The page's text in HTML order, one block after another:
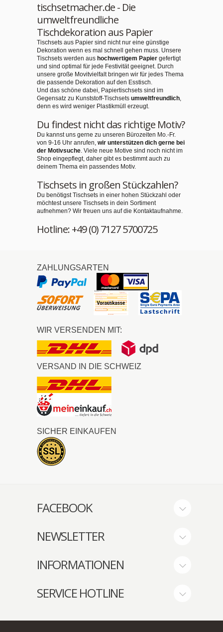
tischsetmacher.de - Die
umweltfreundliche
Tischdekoration aus Papier
Tischsets aus Papier sind nicht nur eine günstige
Dekoration wenn es mal schnell gehen muss. Unsere
Tischsets werden aus hochwertigem Papier gefertigt
und sind optimal für jede Festivität geeignet. Durch
unsere große Movitvielfalt bringen wir für jedes Thema
die passende Dekoration auf den Esstisch.
Und das schöne dabei, Papiertischsets sind im
Gegensatz zu Kunststoff-Tischsets umweltfreundlich,
denn es wird weniger Plastikmüll erzeugt.
Du findest nicht das richtige Motiv?
Du kannst uns gerne zu unseren Bürozeiten Mo.-Fr.
von 9-16 Uhr anrufen, wir unterstützen dich gerne bei
der Motivsuche. Viele neue Motive sind noch nicht im
Shop eingepflegt, daher gibt es bestimmt auch zu
deinem Thema ein passendes Motiv.
Tischsets in großen Stückzahlen?
Du benötigst Tischsets in einer hohen Stückzahl oder
möchtest unsere Tischsets in dein Sortiment
aufnehmen? Wir freuen uns auf die Kontaktaufnahme.
Hotline: +49 (0) 7127 5700725
ZAHLUNGSARTEN
WIR VERSENDEN MIT:
VERSAND IN DIE SCHWEIZ
SICHER EINKAUFEN
FACEBOOK
NEWSLETTER
INFORMATIONEN
SERVICE HOTLINE